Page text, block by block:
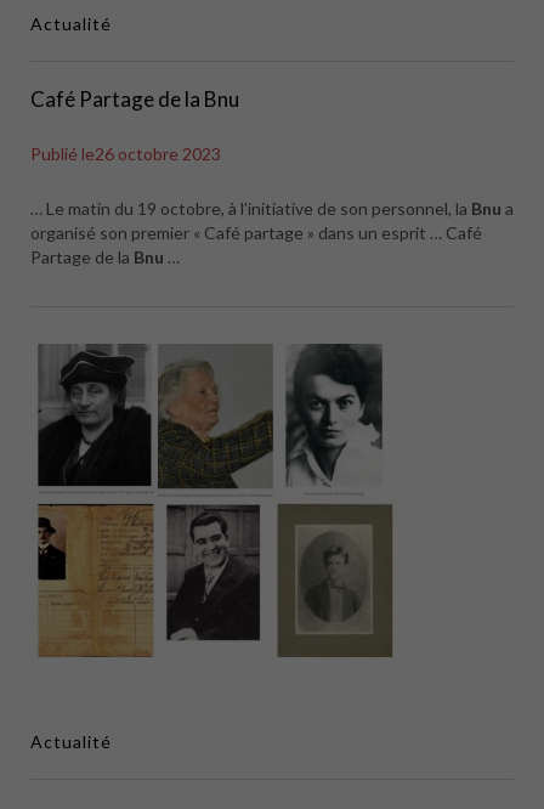
Actualité
Café Partage de la Bnu
Publié le26 octobre 2023
… Le matin du 19 octobre, à l’initiative de son personnel, la Bnu a
organisé son premier « Café partage » dans un esprit … Café
Partage de la Bnu …
Actualité